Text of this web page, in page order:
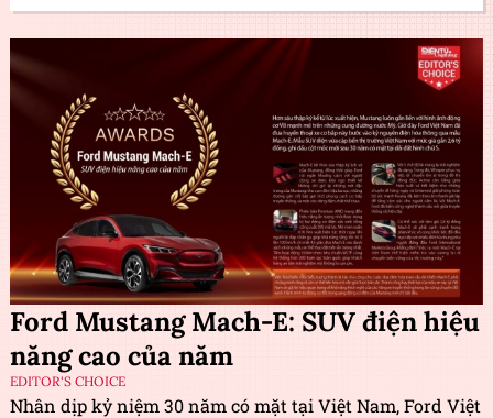
Ford Mustang Mach-E: SUV điện hiệu
năng cao của năm
EDITOR'S CHOICE
Nhân dịp kỷ niệm 30 năm có mặt tại Việt Nam, Ford Việt